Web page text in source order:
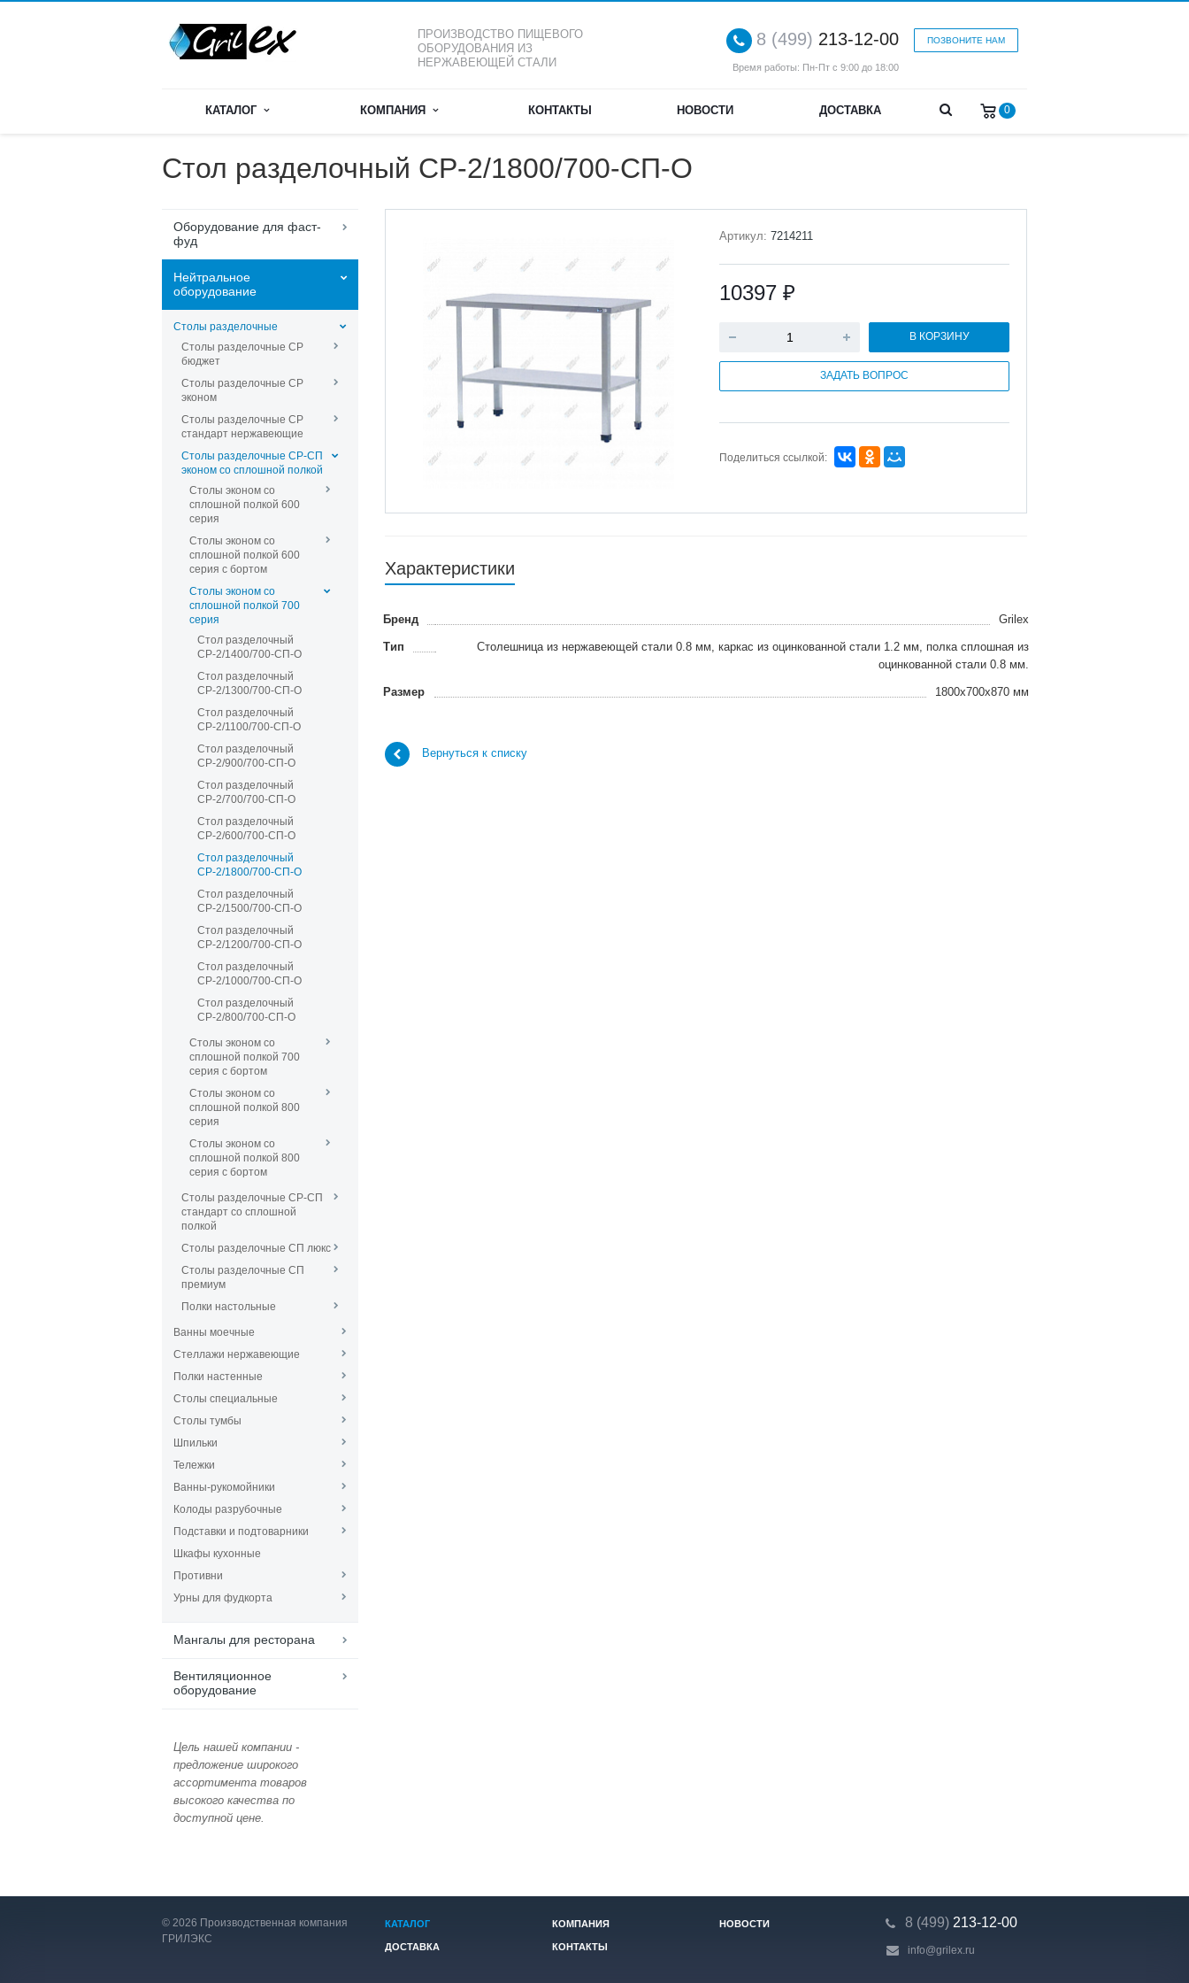
ПРОИЗВОДСТВО ПИЩЕВОГО
ОБОРУДОВАНИЯ ИЗ
НЕРЖАВЕЮЩЕЙ СТАЛИ
ПОЗВОНИТЕ НАМ
8 (499) 213-12-00
Время работы: Пн-Пт с 9:00 до 18:00
КАТАЛОГ КОМПАНИЯ КОНТАКТЫ НОВОСТИ ДОСТАВКА 0
Стол разделочный СР-2/1800/700-СП-О
Оборудование для фаст-
фуд
Нейтральное
оборудование
Столы разделочные
Столы разделочные СР
бюджет
Столы разделочные СР
эконом
Столы разделочные СР
стандарт нержавеющие
Столы разделочные СР-СП
эконом со сплошной полкой
Столы эконом со
сплошной полкой 600
серия
Столы эконом со
сплошной полкой 600
серия с бортом
Столы эконом со
сплошной полкой 700
серия
Стол разделочный
СР-2/1400/700-СП-О
Стол разделочный
СР-2/1300/700-СП-О
Стол разделочный
СР-2/1100/700-СП-О
Стол разделочный
СР-2/900/700-СП-О
Стол разделочный
СР-2/700/700-СП-О
Стол разделочный
СР-2/600/700-СП-О
Стол разделочный
СР-2/1800/700-СП-О
Стол разделочный
СР-2/1500/700-СП-О
Стол разделочный
СР-2/1200/700-СП-О
Стол разделочный
СР-2/1000/700-СП-О
Стол разделочный
СР-2/800/700-СП-О
Столы эконом со
сплошной полкой 700
серия с бортом
Столы эконом со
сплошной полкой 800
серия
Столы эконом со
сплошной полкой 800
серия с бортом
Столы разделочные СР-СП
стандарт со сплошной
полкой
Столы разделочные СП люкс
Столы разделочные СП
премиум
Полки настольные
Ванны моечные
Стеллажи нержавеющие
Полки настенные
Столы специальные
Столы тумбы
Шпильки
Тележки
Ванны-рукомойники
Колоды разрубочные
Подставки и подтоварники
Шкафы кухонные
Противни
Урны для фудкорта
Мангалы для ресторана
Вентиляционное
оборудование
Цель нашей компании -
предложение широкого
ассортимента товаров
высокого качества по
доступной цене.
Артикул: 7214211
10397 ₽
В КОРЗИНУ
ЗАДАТЬ ВОПРОС
Поделиться ссылкой:
Характеристики
Бренд Grilex
Тип
Столешница из нержавеющей стали 0.8 мм, каркас из оцинкованной стали 1.2 мм, полка сплошная из
оцинкованной стали 0.8 мм.
Размер 1800x700x870 мм
Вернуться к списку
© 2026 Производственная компания
ГРИЛЭКС
КАТАЛОГ КОМПАНИЯ НОВОСТИ
ДОСТАВКА КОНТАКТЫ
8 (499) 213-12-00
info@grilex.ru